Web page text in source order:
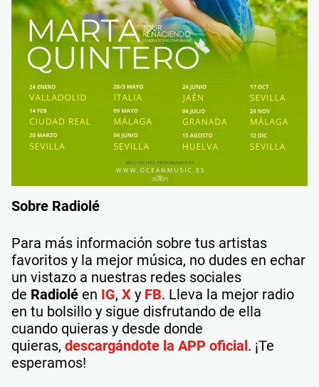
Sobre Radiolé
Para más información sobre tus artistas
favoritos y la mejor música, no dudes en echar
un vistazo a nuestras redes sociales
de Radiolé en IG, X y FB. Lleva la mejor radio
en tu bolsillo y sigue disfrutando de ella
cuando quieras y desde donde
quieras, descargándote la APP oficial . ¡Te
esperamos!